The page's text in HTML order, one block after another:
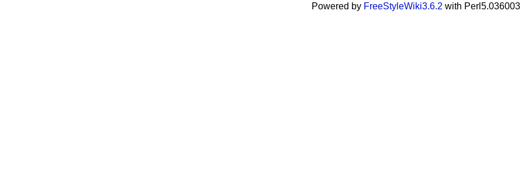
Powered by FreeStyleWiki3.6.2 with Perl5.036003